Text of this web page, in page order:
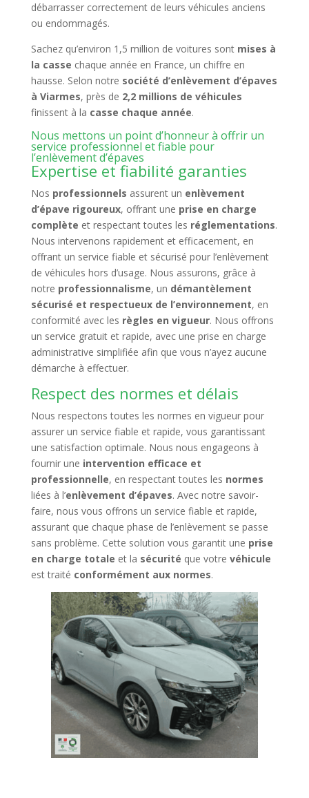
débarrasser correctement de leurs véhicules anciens
ou endommagés.
Sachez qu’environ 1,5 million de voitures sont mises à
la casse chaque année en France, un chiffre en
hausse. Selon notre société d’enlèvement d’épaves
à Viarmes, près de 2,2 millions de véhicules
finissent à la casse chaque année.
Nous mettons un point d’honneur à offrir un
service professionnel et fiable pour
l’enlèvement d’épaves
Expertise et fiabilité garanties
Nos professionnels assurent un enlèvement
d’épave rigoureux, offrant une prise en charge
complète et respectant toutes les réglementations.
Nous intervenons rapidement et efficacement, en
offrant un service fiable et sécurisé pour l’enlèvement
de véhicules hors d’usage. Nous assurons, grâce à
notre professionnalisme, un démantèlement
sécurisé et respectueux de l’environnement, en
conformité avec les règles en vigueur. Nous offrons
un service gratuit et rapide, avec une prise en charge
administrative simplifiée afin que vous n’ayez aucune
démarche à effectuer.
Respect des normes et délais
Nous respectons toutes les normes en vigueur pour
assurer un service fiable et rapide, vous garantissant
une satisfaction optimale. Nous nous engageons à
fournir une intervention efficace et
professionnelle, en respectant toutes les normes
liées à l’enlèvement d’épaves. Avec notre savoir-
faire, nous vous offrons un service fiable et rapide,
assurant que chaque phase de l’enlèvement se passe
sans problème. Cette solution vous garantit une prise
en charge totale et la sécurité que votre véhicule
est traité conformément aux normes.